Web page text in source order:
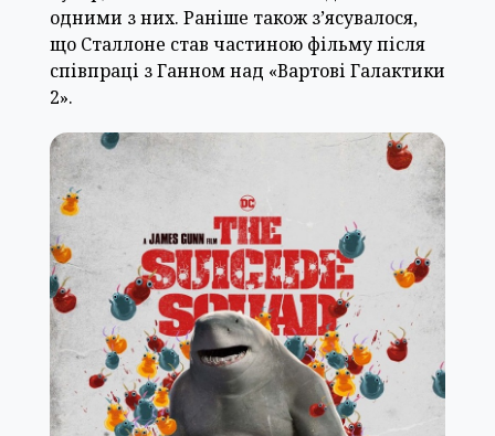
одними з них. Раніше також з’ясувалося,
що Сталлоне став частиною фільму після
співпраці з Ганном над «Вартові Галактики
2».